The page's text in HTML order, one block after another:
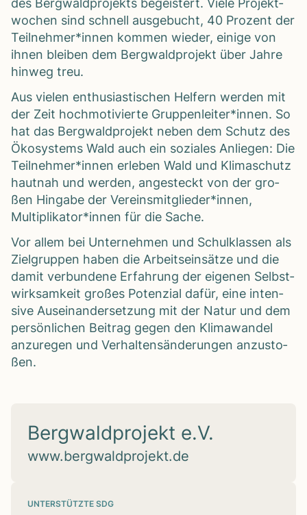
des Berg­wald­pro­jekts begeis­tert. Viele Pro­jekt­
wo­chen sind schnell aus­ge­bucht, 40 Pro­zent der
Teilnehmer*innen kom­men wie­der, einige von
ihnen blei­ben dem Berg­wald­pro­jekt über Jahre
hin­weg treu.
Aus vie­len enthu­si­as­ti­schen Hel­fern wer­den mit
der Zeit hoch­mo­ti­vierte Gruppenleiter*innen. So
hat das Berg­wald­pro­jekt neben dem Schutz des
Öko­sys­tems Wald auch ein sozia­les Anlie­gen: Die
Teilnehmer*innen erle­ben Wald und Kli­ma­schutz
haut­nah und wer­den, ange­steckt von der gro­
ßen Hin­gabe der Vereinsmitglieder*innen,
Multiplikator*innen für die Sache.
Vor allem bei Unter­neh­men und Schul­klas­sen als
Ziel­grup­pen haben die Arbeits­ein­sätze und die
damit ver­bun­dene Erfah­rung der eige­nen Selbst­
wirk­sam­keit gro­ßes Poten­zial dafür, eine inten­
sive Aus­ein­an­der­set­zung mit der Natur und dem
per­sön­li­chen Bei­trag gegen den Kli­ma­wan­del
anzu­re­gen und Ver­hal­tens­än­de­run­gen anzu­sto­
ßen.
Bergwaldprojekt e.V.
www.bergwaldprojekt.de
UNTERSTÜTZTE SDG